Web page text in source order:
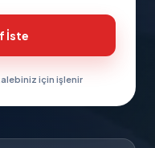
İste
için işlenir